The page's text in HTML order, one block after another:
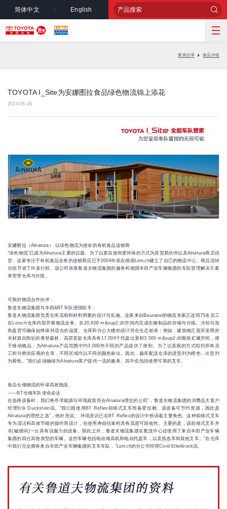
简体中文 English
案例分享 食品冷链
TOYOTA I_Site为安娜图拉食品绿色物流锦上添花
2024-05-29
安娜图拉（Alnatura） 以绿色物流为使命的有机食品连锁商
“绿色物流”已成为Alnatura主要的议题。为了以更高效和更环保的方式为其贸易伙伴以及Alnatura商店供
货，这家专注于有机食品业务的连锁商店已于2009年底在德国Lorsch建立了自己的物流中心。商品流转
分组节省了许多行程。该公司依靠鲁道夫物流集团的服务和德国丰田产业车辆集团的车队管理解决方案
来管理仓库与分拣。
可靠的物流合作伙伴：
鲁道夫物流集团与丰田&BT车队强强联手：
鲁道夫物流集团负责仓库流程和材料用量的设计与实施。这家来自Baunatal的物流专家正连同75名员工
在Lorsch仓库内部开展物流业务。在20,800 m&sup2;的空间内完成生物制品的存储与分拣。冷却与加
热盘管可确保始终保持适当的温度。仓库和办公大楼的设计符合生态标准：例如，建筑物正面所采用的
木材源自附近的奥登森林。高层货架仓库具有17,000个托盘位置和3,500 m&sup2;的散装贮藏空间，便
于移动物品，为Alnatura产品范围中约3,000件不同的产品提供了便利。为了以直观的方式组织所有员
工和分辨供应商的仓库，不同区域均以不同的颜色标出。因此，越库配送仓库的进货列为橙色，出货列
为紫色。“我们必须确保为Alnatura客户提供一流的服务。其中也包括使用可靠的叉车。
食品仓储物流的环保高效挑战
——BT仓储车队使命必达
在选择设备时，我们将寻求能源与环境政策符合Alnatura理念的公司”，鲁道夫物流集团的消费品大客户
经理Erik Duckstein说。“我们因使用BT Reflex前移式叉车而备受信赖。该设备可节约资源，因此是
Alnatura的理想之选”，他补充说。 环境意识已在BT Reflex的设计中扮演着主要角色。这种前移式叉车
专为清洁和高效节能的操作而设计，在使用寿命结束时具有高度可回收性。主要的是，该前移式叉车并
非[敏感词]一台具有说服力的设备。除此之外，鲁道夫物流集团在配送中心还使用了来自丰田产业车辆
集团的四台其他类型的车辆。这些车辆包括电动堆高机和电动托盘车，以及拣选车和其他叉车。“在仓库
中我们完全拥有来自丰田产业车辆集团的叉车车队，”Lorsch的分公司经理Cord Ellerbrock说。